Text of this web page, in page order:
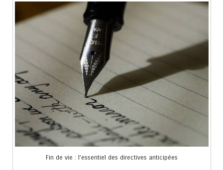
Fin de vie : l’essentiel des directives anticipées